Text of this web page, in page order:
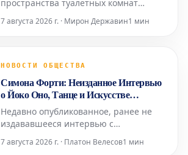
пространства туалетных комнат
омрачается состоянием туалетных
функциональные, но безликие
для экспонентов». Возможно, поэтому
Fr
7 августа 2026 г. · Мирон Державин1 мин
НОВОСТИ ОБЩЕСТВА
Симона Форти: Неизданное Интервью
о Йоко Оно, Танце и Искусстве
Старения
Недавно опубликованное, ранее не
издававшееся интервью с
художницей Симоной Форти
7 августа 2026 г. · Платон Велесов1 мин